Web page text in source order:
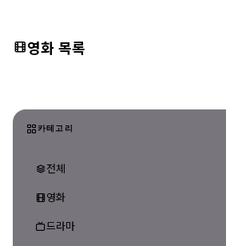
영화 목록
카테고리
전체
영화
드라마